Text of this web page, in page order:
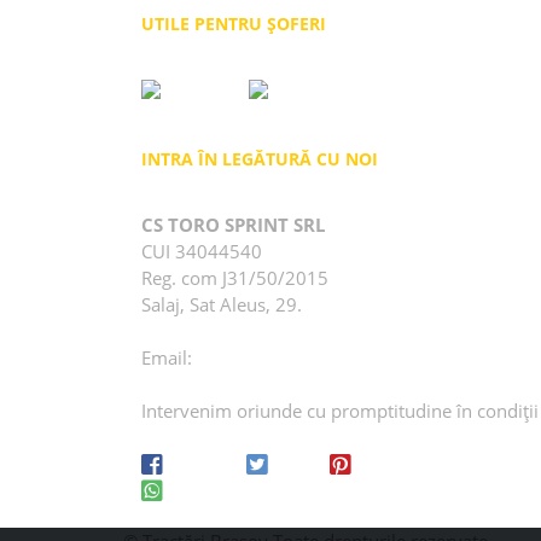
UTILE PENTRU ȘOFERI
INTRA ÎN LEGĂTURĂ CU NOI
CS TORO SPRINT SRL
CUI 34044540
Reg. com J31/50/2015
Salaj, Sat Aleus, 29.
Email:
Intervenim oriunde cu promptitudine în